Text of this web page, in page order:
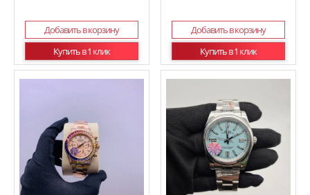
Добавить в корзину
Купить в 1 клик
Добавить в корзину
Купить в 1 клик